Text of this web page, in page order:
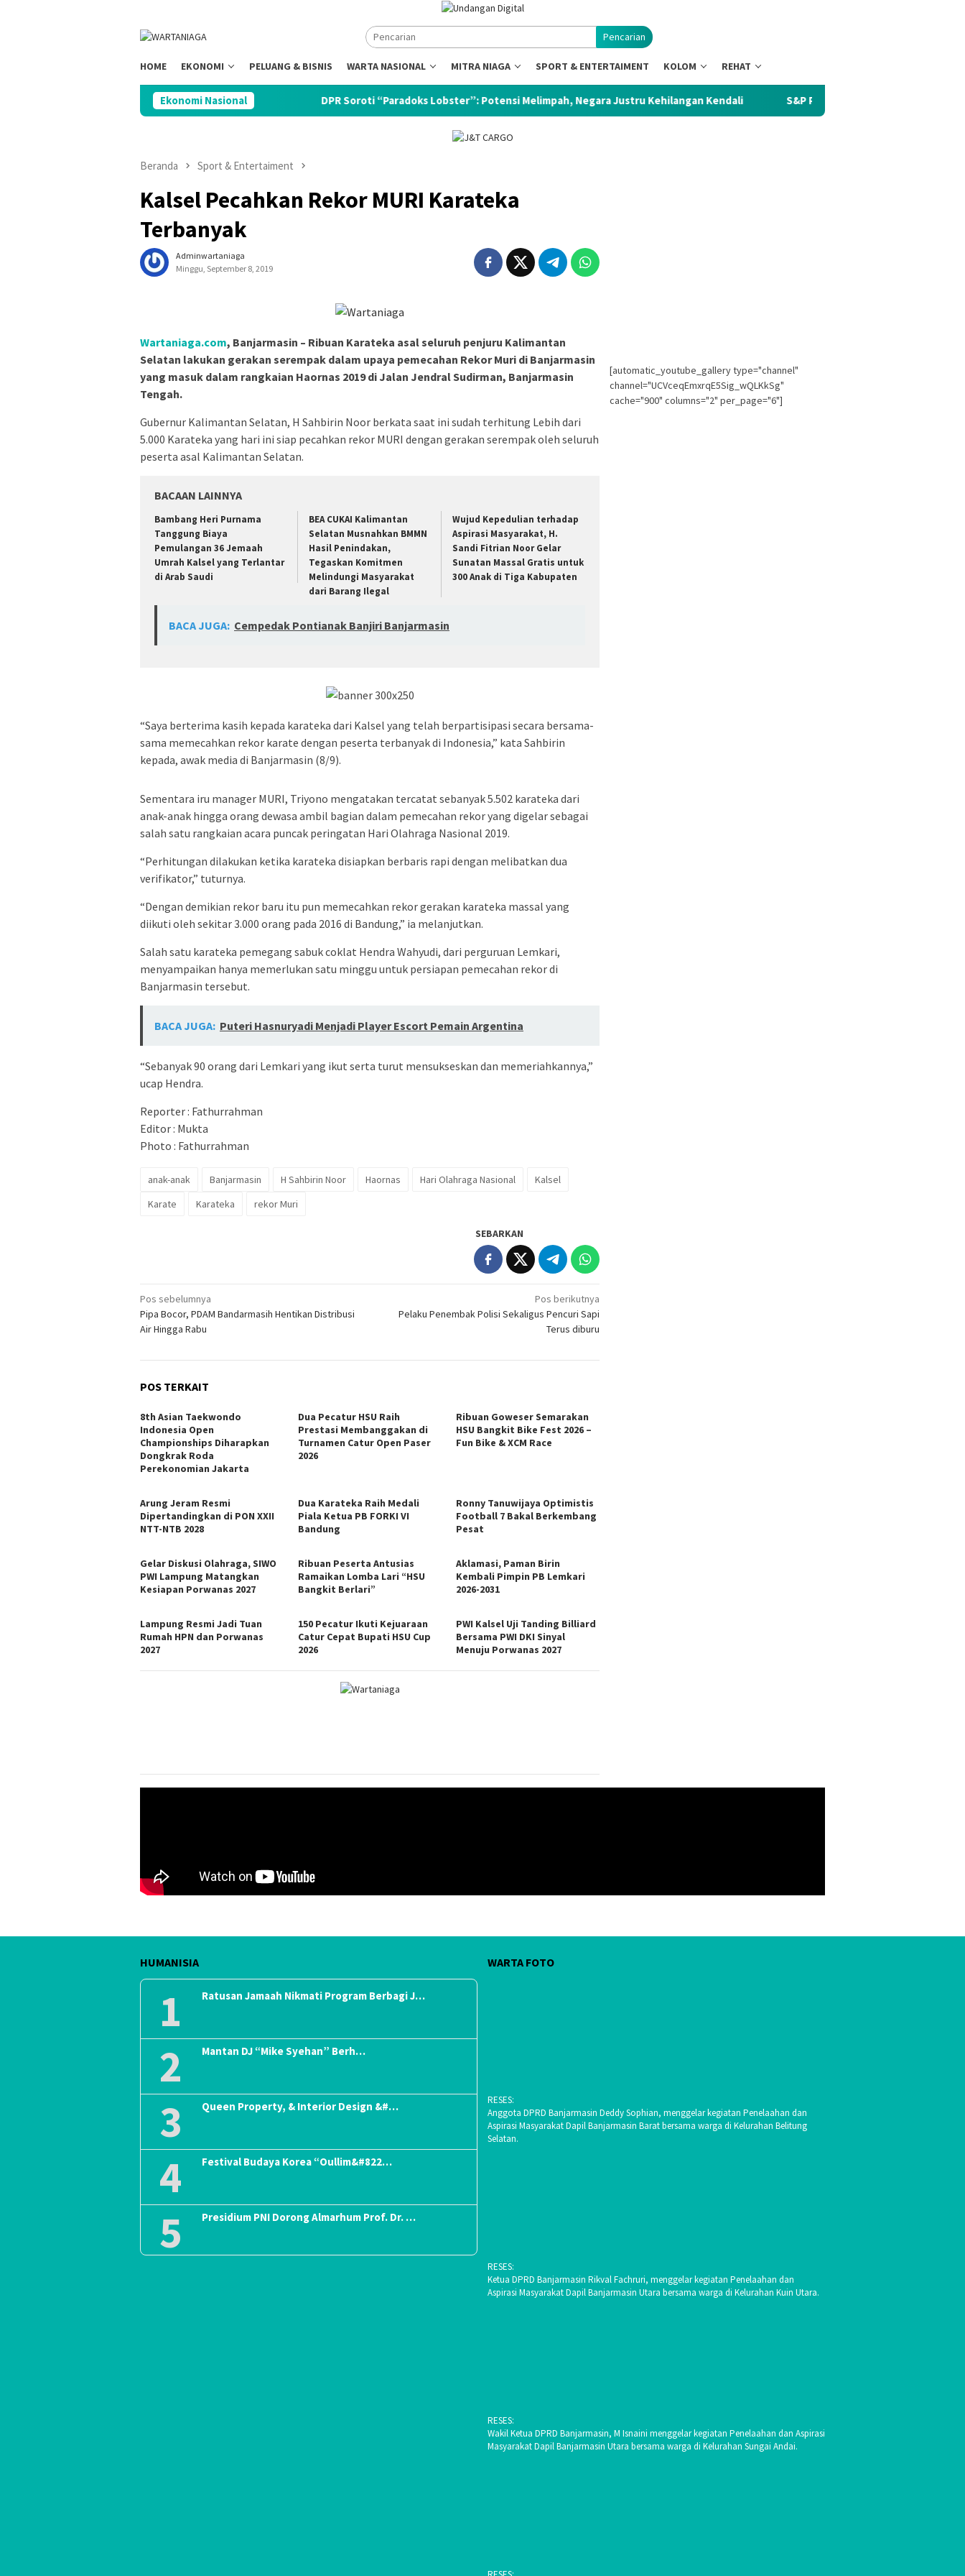
Pencarian
HOME EKONOMI PELUANG & BISNIS WARTA NASIONAL MITRA NIAGA SPORT & ENTERTAIMENT KOLOM REHAT
Ekonomi NasionalDPR Soroti “Paradoks Lobster”: Potensi Melimpah, Negara Justru Kehilangan Kendali S&P Pertahankan Rating Kredit Indonesia BBB,
Beranda Sport & Entertaiment
Kalsel Pecahkan Rekor MURI Karateka
Terbanyak
Adminwartaniaga
Minggu, September 8, 2019
Wartaniaga.com, Banjarmasin – Ribuan Karateka asal seluruh penjuru Kalimantan
Selatan lakukan gerakan serempak dalam upaya pemecahan Rekor Muri di Banjarmasin
yang masuk dalam rangkaian Haornas 2019 di Jalan Jendral Sudirman, Banjarmasin
Tengah.
Gubernur Kalimantan Selatan, H Sahbirin Noor berkata saat ini sudah terhitung Lebih dari
5.000 Karateka yang hari ini siap pecahkan rekor MURI dengan gerakan serempak oleh seluruh
peserta asal Kalimantan Selatan.
BACAAN LAINNYA
Bambang Heri Purnama
Tanggung Biaya
Pemulangan 36 Jemaah
Umrah Kalsel yang Terlantar
di Arab Saudi
BEA CUKAI Kalimantan
Selatan Musnahkan BMMN
Hasil Penindakan,
Tegaskan Komitmen
Melindungi Masyarakat
dari Barang Ilegal
Wujud Kepedulian terhadap
Aspirasi Masyarakat, H.
Sandi Fitrian Noor Gelar
Sunatan Massal Gratis untuk
300 Anak di Tiga Kabupaten
BACA JUGA: Cempedak Pontianak Banjiri Banjarmasin
“Saya berterima kasih kepada karateka dari Kalsel yang telah berpartisipasi secara bersama-
sama memecahkan rekor karate dengan peserta terbanyak di Indonesia,” kata Sahbirin
kepada, awak media di Banjarmasin (8/9).
Sementara iru manager MURI, Triyono mengatakan tercatat sebanyak 5.502 karateka dari
anak-anak hingga orang dewasa ambil bagian dalam pemecahan rekor yang digelar sebagai
salah satu rangkaian acara puncak peringatan Hari Olahraga Nasional 2019.
“Perhitungan dilakukan ketika karateka disiapkan berbaris rapi dengan melibatkan dua
verifikator,” tuturnya.
“Dengan demikian rekor baru itu pun memecahkan rekor gerakan karateka massal yang
diikuti oleh sekitar 3.000 orang pada 2016 di Bandung,” ia melanjutkan.
Salah satu karateka pemegang sabuk coklat Hendra Wahyudi, dari perguruan Lemkari,
menyampaikan hanya memerlukan satu minggu untuk persiapan pemecahan rekor di
Banjarmasin tersebut.
BACA JUGA: Puteri Hasnuryadi Menjadi Player Escort Pemain Argentina
“Sebanyak 90 orang dari Lemkari yang ikut serta turut mensukseskan dan memeriahkannya,”
ucap Hendra.
Reporter : Fathurrahman
Editor : Mukta
Photo : Fathurrahman
anak-anak Banjarmasin H Sahbirin Noor Haornas Hari Olahraga Nasional
Kalsel
Karate
Karateka rekor Muri
SEBARKAN
Navigasi
pos
Pos sebelumnya
Pipa Bocor, PDAM Bandarmasih Hentikan Distribusi
Air Hingga Rabu
Pos berikutnya
Pelaku Penembak Polisi Sekaligus Pencuri Sapi
Terus diburu
POS TERKAIT
8th Asian Taekwondo
Indonesia Open
Championships Diharapkan
Dongkrak Roda
Perekonomian Jakarta
Dua Pecatur HSU Raih
Prestasi Membanggakan di
Turnamen Catur Open Paser
2026
Ribuan Goweser Semarakan
HSU Bangkit Bike Fest 2026 –
Fun Bike & XCM Race
Arung Jeram Resmi
Dipertandingkan di PON XXII
NTT-NTB 2028
Dua Karateka Raih Medali
Piala Ketua PB FORKI VI
Bandung
Ronny Tanuwijaya Optimistis
Football 7 Bakal Berkembang
Pesat
Gelar Diskusi Olahraga, SIWO
PWI Lampung Matangkan
Kesiapan Porwanas 2027
Ribuan Peserta Antusias
Ramaikan Lomba Lari “HSU
Bangkit Berlari”
​Aklamasi, Paman Birin
Kembali Pimpin PB Lemkari
2026-2031
Lampung Resmi Jadi Tuan
Rumah HPN dan Porwanas
2027
150 Pecatur Ikuti Kejuaraan
Catur Cepat Bupati HSU Cup
2026
PWI Kalsel Uji Tanding Billiard
Bersama PWI DKI Sinyal
Menuju Porwanas 2027
[automatic_youtube_gallery type="channel"
channel="UCVceqEmxrqE5Sig_wQLKkSg"
cache="900" columns="2" per_page="6"]
HUMANISIA
1 Ratusan Jamaah Nikmati Program Berbagi J…
2 Mantan DJ “Mike Syehan” Berh…
3 Queen Property, & Interior Design &#…
4 Festival Budaya Korea “Oullim&#822…
5 Presidium PNI Dorong Almarhum Prof. Dr. …
WARTA FOTO
RESES:
Anggota DPRD Banjarmasin Deddy Sophian, menggelar kegiatan Penelaahan dan
Aspirasi Masyarakat Dapil Banjarmasin Barat bersama warga di Kelurahan Belitung
Selatan.
RESES:
Ketua DPRD Banjarmasin Rikval Fachruri, menggelar kegiatan Penelaahan dan
Aspirasi Masyarakat Dapil Banjarmasin Utara bersama warga di Kelurahan Kuin Utara.
RESES:
Wakil Ketua DPRD Banjarmasin, M Isnaini menggelar kegiatan Penelaahan dan Aspirasi
Masyarakat Dapil Banjarmasin Utara bersama warga di Kelurahan Sungai Andai.